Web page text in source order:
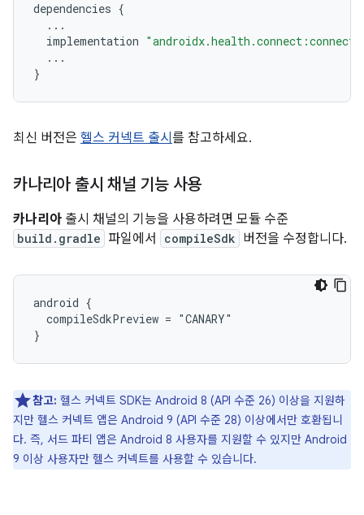
dependencies {
...
implementation
...
}
최신 버전은 헬스 커넥트 출시 를 참고하세요.
카나리아 출시 채널 기능 사용
카나리아 출시 채널의 기능을 사용하려면 모듈 수준
build.gradle 파일에서 compileSdk 버전을 수정합니다.
android {
  compileSdkPreview = "CANARY"
참고: 헬스 커넥트 SDK는 Android 8 (API 수준 26) 이상을 지원하
지만 헬스 커넥트 앱은 Android 9 (API 수준 28) 이상에서만 호환됩니
다. 즉, 서드 파티 앱은 Android 8 사용자를 지원할 수 있지만 Android
9 이상 사용자만 헬스 커넥트를 사용할 수 있습니다.